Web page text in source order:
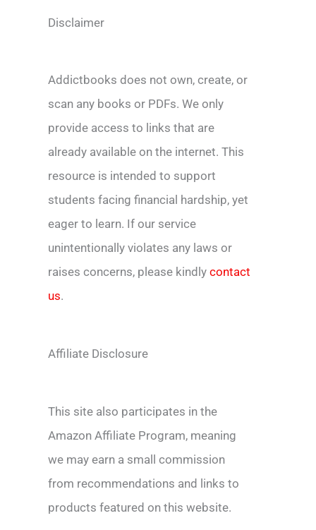
Disclaimer
Addictbooks does not own, create, or
scan any books or PDFs. We only
provide access to links that are
already available on the internet. This
resource is intended to support
students facing financial hardship, yet
eager to learn. If our service
unintentionally violates any laws or
raises concerns, please kindly contact
us.
Affiliate Disclosure
This site also participates in the
Amazon Affiliate Program, meaning
we may earn a small commission
from recommendations and links to
products featured on this website.